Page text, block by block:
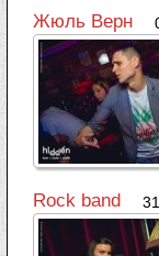
Жюль Верн
Rock band